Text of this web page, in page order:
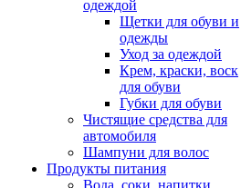
одеждой
Щетки для обуви и
одежды
Уход за одеждой
Крем, краски, воск
для обуви
Губки для обуви
Чистящие средства для
автомобиля
Шампуни для волос
Продукты питания
Вода, соки, напитки